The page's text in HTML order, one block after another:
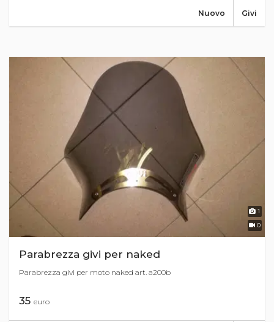
Givi
Nuovo
1
0
Parabrezza givi per naked
Parabrezza givi per moto naked art. a200b
35 euro